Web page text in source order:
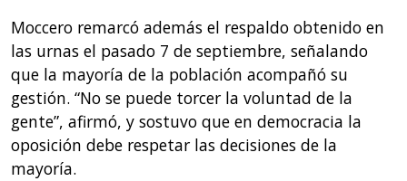
Moccero remarcó además el respaldo obtenido en
las urnas el pasado 7 de septiembre, señalando
que la mayoría de la población acompañó su
gestión. “No se puede torcer la voluntad de la
gente”, afirmó, y sostuvo que en democracia la
oposición debe respetar las decisiones de la
mayoría.